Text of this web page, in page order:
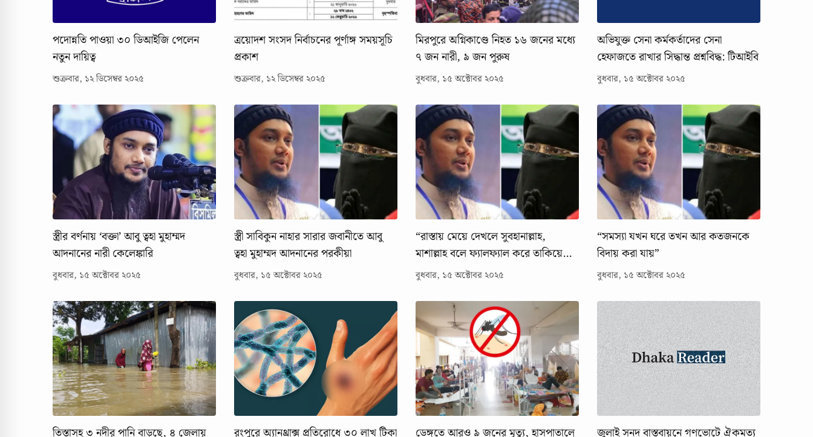
পদোন্নতি পাওয়া ৩০ ডিআইজি পেলেন
নতুন দায়িত্ব
শুক্রবার, ১২ ডিসেম্বর ২০২৫
ত্রয়োদশ সংসদ নির্বাচনের পূর্ণাঙ্গ সময়সূচি
প্রকাশ
শুক্রবার, ১২ ডিসেম্বর ২০২৫
মিরপুরে অগ্নিকাণ্ডে নিহত ১৬ জনের মধ্যে
৭ জন নারী, ৯ জন পুরুষ
বুধবার, ১৫ অক্টোবর ২০২৫
অভিযুক্ত সেনা কর্মকর্তাদের সেনা
হেফাজতে রাখার সিদ্ধান্ত প্রশ্নবিদ্ধ: টিআইবি
বুধবার, ১৫ অক্টোবর ২০২৫
স্ত্রীর বর্ণনায় ‘বক্তা’ আবু ত্বহা মুহাম্মদ
আদনানের নারী কেলেঙ্কারি
বুধবার, ১৫ অক্টোবর ২০২৫
স্ত্রী সাবিকুন নাহার সারার জবানীতে আবু
ত্বহা মুহাম্মদ আদনানের পরকীয়া
বুধবার, ১৫ অক্টোবর ২০২৫
“রাস্তায় মেয়ে দেখলে সুবহানাল্লাহ,
মাশাল্লাহ বলে ফ্যালফ্যাল করে তাকিয়ে
থাকা তার ক্যারেক্টার”
বুধবার, ১৫ অক্টোবর ২০২৫
“সমস্যা যখন ঘরে তখন আর কতজনকে
বিদায় করা যায়”
বুধবার, ১৫ অক্টোবর ২০২৫
তিস্তাসহ ৩ নদীর পানি বাড়ছে, ৪ জেলায়
রংপুরে অ্যানথ্রাক্স প্রতিরোধে ৩০ লাখ টিকা
ডেঙ্গুতে আরও ৯ জনের মৃত্যু, হাসপাতালে
জুলাই সনদ বাস্তবায়নে গণভোটে ঐকমত্য